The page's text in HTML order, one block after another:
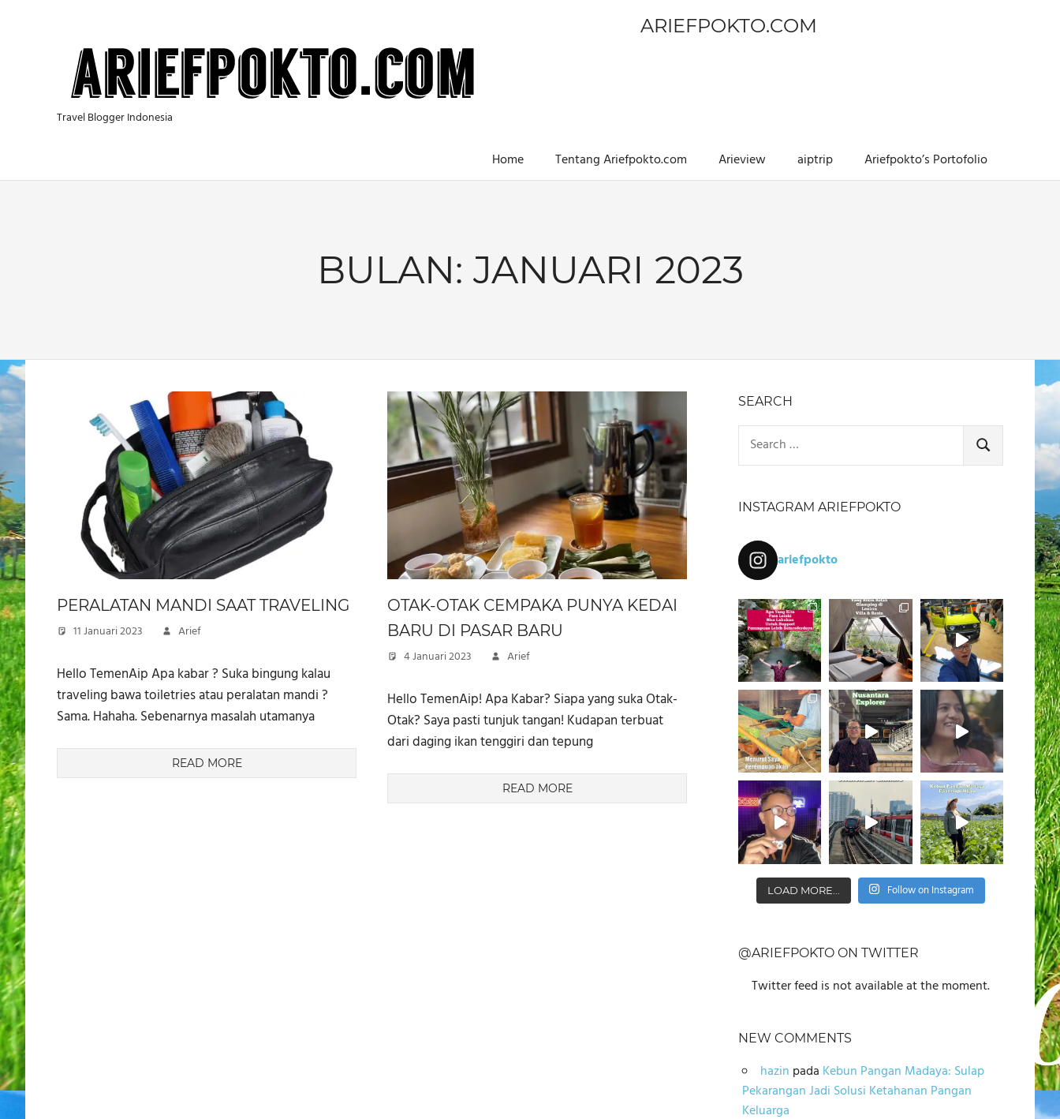
ARIEFPOKTO.COM
Travel Blogger Indonesia
Home Tentang Ariefpokto.com Arieview aiptrip Ariefpokto’s Portofolio
BULAN: JANUARI 2023
PERALATAN MANDI SAAT TRAVELING
11 Januari 2023 Arief
Hello TemenAip Apa kabar ? Suka bingung kalau
traveling bawa toiletries atau peralatan mandi ?
Sama. Hahaha. Sebenarnya masalah utamanya
READ MORE
OTAK-OTAK CEMPAKA PUNYA KEDAI
BARU DI PASAR BARU
4 Januari 2023 Arief
Hello TemenAip! Apa Kabar? Siapa yang suka Otak-
Otak? Saya pasti tunjuk tangan! Kudapan terbuat
dari daging ikan tenggiri dan tepung
READ MORE
SEARCH
Search
for:
SEARCH
INSTAGRAM ARIEFPOKTO
ariefpokto
LOAD MORE... Follow on Instagram
@ARIEFPOKTO ON TWITTER
Twitter feed is not available at the moment.
NEW COMMENTS
hazin pada Kebun Pangan Madaya: Sulap
Pekarangan Jadi Solusi Ketahanan Pangan
Keluarga